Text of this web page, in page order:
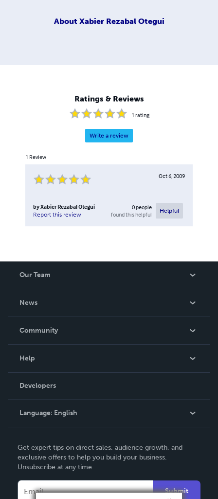
About Xabier Rezabal Otegui
Ratings & Reviews
1 rating
Write a review
1 Review
Oct 6, 2009
byXabier Rezabal Otegui
Report this review
0people
found this helpful
Helpful
Our Team
News
In The News
Community
Podcast
Help
Order Lookup
Knowledge Base
Contact Support
Developers
Language: English
Deutsch
Français
Get expert tips on direct sales, audience growth, and
exclusive offers to help you build your business.
Unsubscribe at any time.
Submit